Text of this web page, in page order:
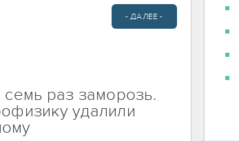
- ДАЛЕЕ -
раз заморозь.
удалили